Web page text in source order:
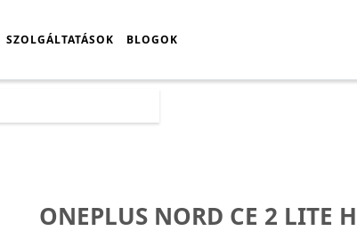
SZOLGÁLTATÁSOK BLOGOK
ONEPLUS NORD CE 2 LITE